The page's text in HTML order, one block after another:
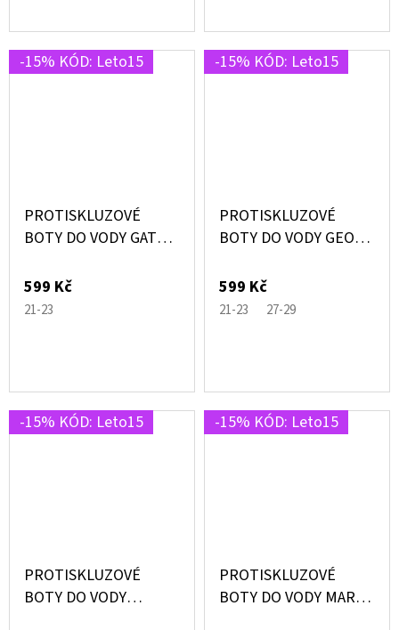
-15% KÓD: Leto15
PROTISKLUZOVÉ
BOTY DO VODY GATOR
– SLIPSTOP®
599 Kč
21-23
-15% KÓD: Leto15
PROTISKLUZOVÉ
BOTY DO VODY GEO
SLIPSTOP®
599 Kč
21-23 27-29
-15% KÓD: Leto15
PROTISKLUZOVÉ
BOTY DO VODY
-15% KÓD: Leto15
PROTISKLUZOVÉ
BOTY DO VODY MARS